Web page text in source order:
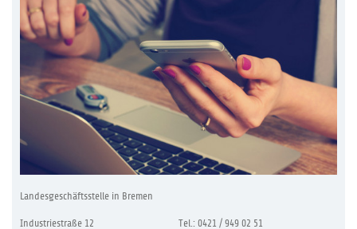
Landesgeschäftsstelle in Bremen
Industriestraße 12
Tel.: 0421 / 949 02 51